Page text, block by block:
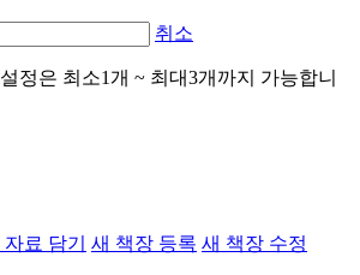
취소
정은 최소1개 ~ 최대3개까지 가능합니
료 담기 새 책장 등록 새 책장 수정